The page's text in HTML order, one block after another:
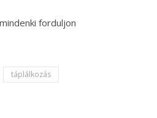
forduljon
táplálkozás